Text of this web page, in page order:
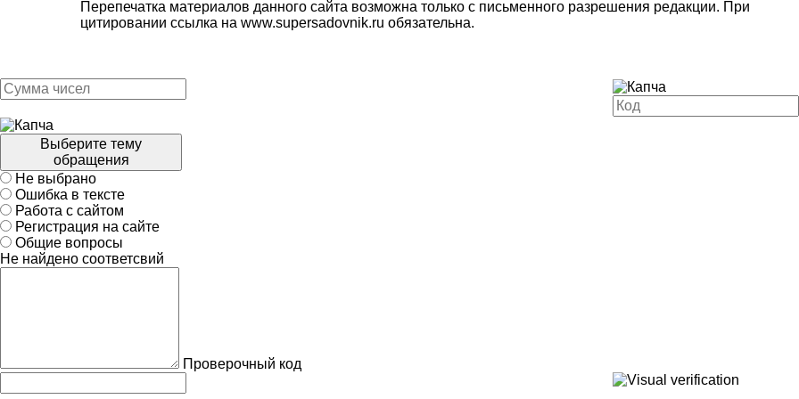
Перепечатка материалов данного сайта возможна только с письменного разрешения редакции. При
цитировании ссылка на www.supersadovnik.ru обязательна.
Выберите тему
обращения
Не выбрано
Ошибка в тексте
Работа с сайтом
Регистрация на сайте
Общие вопросы
Не найдено соответсвий
Проверочный код